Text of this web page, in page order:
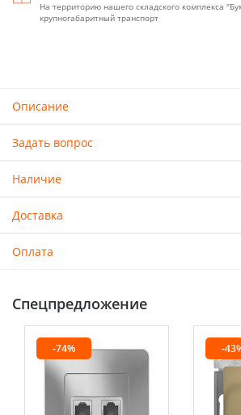
На территорию нашего складского комплекса
крупногабаритный транспорт
Описание
Задать вопрос
Наличие
Доставка
Оплата
Спецпредложение
-74% -